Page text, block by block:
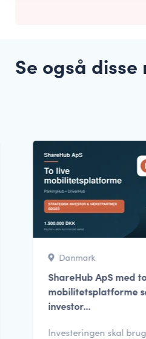
Se også
Danmark
ShareHub ApS med
mobilitetsplatforme
investor...
Investeringen skal